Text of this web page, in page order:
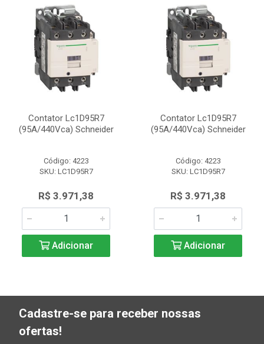
Contator Lc1D95R7
(95A/440Vca) Schneider
Código: 4223
SKU: LC1D95R7
R$ 3.971,38
Adicionar
Contator Lc1D95R7
(95A/440Vca) Schneider
Código: 4223
SKU: LC1D95R7
R$ 3.971,38
Adicionar
Cadastre-se para receber nossas
ofertas!